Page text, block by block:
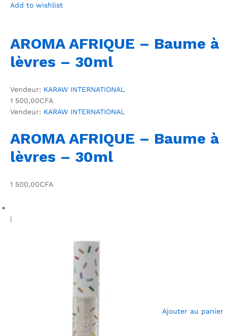
Add to wishlist
AROMA AFRIQUE – Baume à
lèvres – 30ml
Vendeur: KARAW INTERNATIONAL
1 500,00CFA
Vendeur: KARAW INTERNATIONAL
AROMA AFRIQUE – Baume à
lèvres – 30ml
1 500,00CFA
|
Ajouter au panier